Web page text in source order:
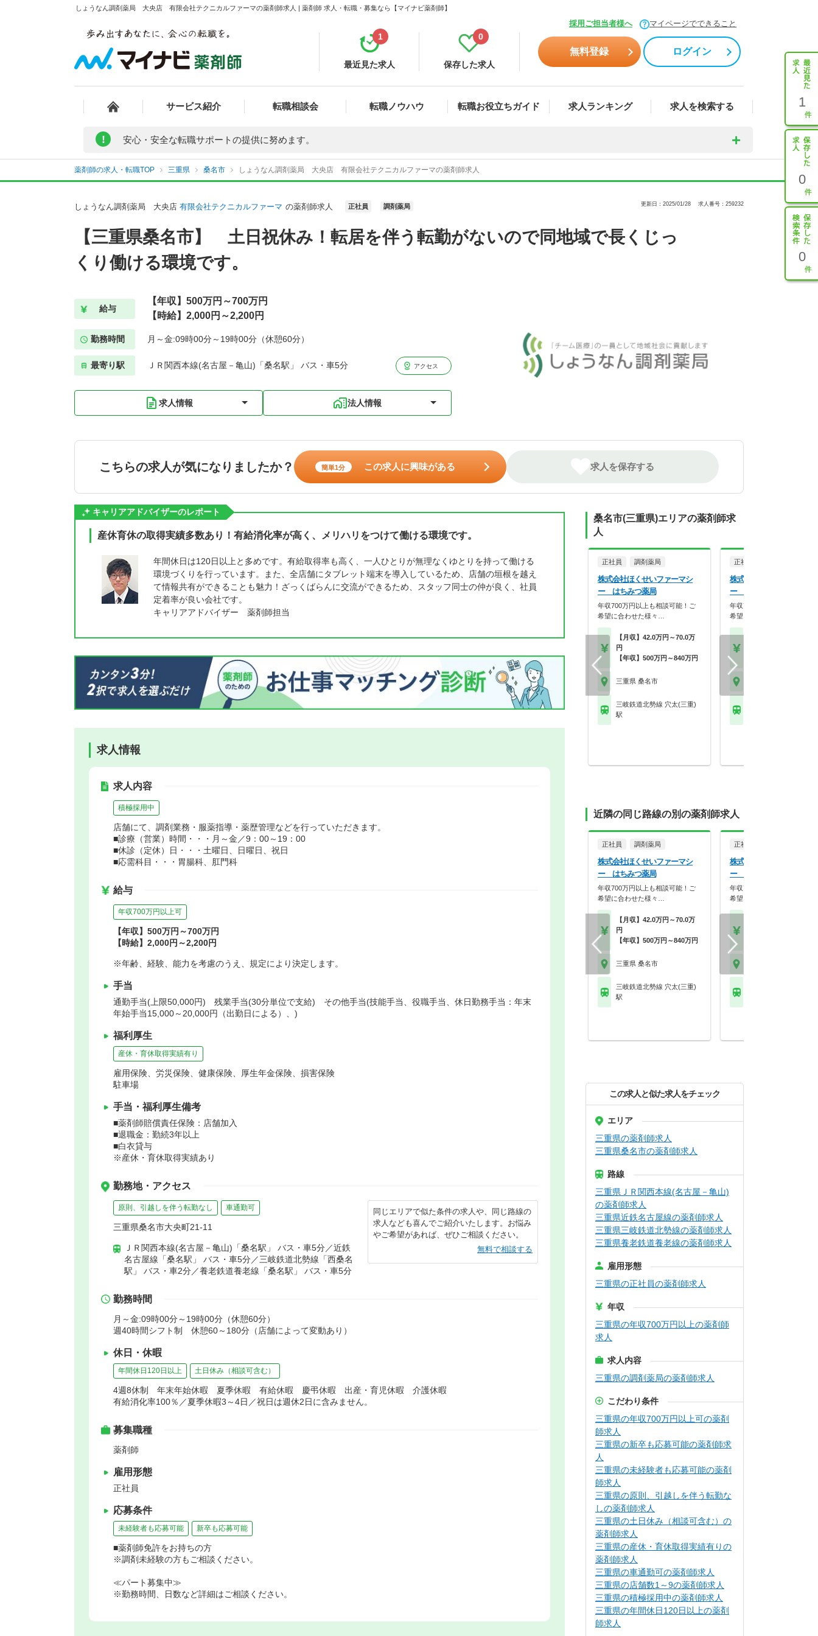
しょうなん調剤薬局 大央店 有限会社テクニカルファーマの薬剤師求人 | 薬剤師 求人・転職・募集なら【マイナビ薬剤師】
採用ご担当者様へ マイページでできること
最近見た求人
1
保存した求人
0
無料登録 ログイン
サービス紹介 転職相談会 転職ノウハウ 転職お役立ちガイド 求人ランキング 求人を検索する 1
0
0
! 安心・安全な転職サポートの提供に努めます。
薬剤師の求人・転職TOP 三重県 桑名市 しょうなん調剤薬局 大央店 有限会社テクニカルファーマの薬剤師求人
しょうなん調剤薬局 大央店 有限会社テクニカルファーマ の薬剤師求人 正社員 調剤薬局 更新日：2025/01/28 求人番号：259232
【三重県桑名市】 土日祝休み！転居を伴う転勤がないので同地域で長くじっ
くり働ける環境です。
給与
【年収】500万円～700万円
【時給】2,000円～2,200円
勤務時間 月～金:09時00分～19時00分（休憩60分）
最寄り駅 ＪＲ関西本線(名古屋－亀山)「桑名駅」 バス・車5分 アクセス
求人情報 法人情報
こちらの求人が気になりましたか？ 簡単1分 この求人に興味がある 求人を保存する
キャリアアドバイザーのレポート
産休育休の取得実績多数あり！有給消化率が高く、メリハリをつけて働ける環境です。
年間休日は120日以上と多めです。有給取得率も高く、一人ひとりが無理なくゆとりを持って働ける
環境づくりを行っています。また、全店舗にタブレット端末を導入しているため、店舗の垣根を越え
て情報共有ができることも魅力！ざっくばらんに交流ができるため、スタッフ同士の仲が良く、社員
定着率が良い会社です。
キャリアアドバイザー 薬剤師担当
求人情報
求人内容
積極採用中
店舗にて、調剤業務・服薬指導・薬歴管理などを行っていただきます。
■診療（営業）時間・・・月～金／9：00～19：00
■休診（定休）日・・・土曜日、日曜日、祝日
■応需科目・・・胃腸科、肛門科
給与
年収700万円以上可
【年収】500万円～700万円
【時給】2,000円～2,200円
※年齢、経験、能力を考慮のうえ、規定により決定します。
手当
通勤手当(上限50,000円) 残業手当(30分単位で支給) その他手当(技能手当、役職手当、休日勤務手当：年末
年始手当15,000～20,000円（出勤日による）、)
福利厚生
産休・育休取得実績有り
雇用保険、労災保険、健康保険、厚生年金保険、損害保険
駐車場
手当・福利厚生備考
■薬剤師賠償責任保険：店舗加入
■退職金：勤続3年以上
■白衣貸与
※産休・育休取得実績あり
勤務地・アクセス
原則、引越しを伴う転勤なし 車通勤可
三重県桑名市大央町21-11
ＪＲ関西本線(名古屋－亀山)「桑名駅」 バス・車5分／近鉄
名古屋線「桑名駅」 バス・車5分／三岐鉄道北勢線「西桑名
駅」 バス・車2分／養老鉄道養老線「桑名駅」 バス・車5分
同じエリアで似た条件の求人や、同じ路線の
求人なども喜んでご紹介いたします。お悩み
やご希望があれば、ぜひご相談ください。
無料で相談する
勤務時間
月～金:09時00分～19時00分（休憩60分）
週40時間シフト制 休憩60～180分（店舗によって変動あり）
休日・休暇
年間休日120日以上 土日休み（相談可含む）
4週8休制 年末年始休暇 夏季休暇 有給休暇 慶弔休暇 出産・育児休暇 介護休暇
有給消化率100％／夏季休暇3～4日／祝日は週休2日に含みません。
募集職種
薬剤師
雇用形態
正社員
応募条件
未経験者も応募可能 新卒も応募可能
■薬剤師免許をお持ちの方
※調剤未経験の方もご相談ください。
≪パート募集中≫
※勤務時間、日数など詳細はご相談ください。
桑名市(三重県)エリアの薬剤師求
人
正社員 調剤薬局
株式会社ほくせいファーマシ
ー はちみつ薬局
年収700万円以上も相談可能！ご
希望に合わせた様々…
【月収】42.0万円～70.0万
円
【年収】500万円～840万円
三重県 桑名市
三岐鉄道北勢線 穴太(三重)
駅
正社員
株式会社ほくせいファー
ー オレンジ薬局
年収700万円以上も相談可能
希望に合わせた様々…
近隣の同じ路線の別の薬剤師求人
正社員 調剤薬局
株式会社ほくせいファーマシ
ー はちみつ薬局
年収700万円以上も相談可能！ご
希望に合わせた様々…
【月収】42.0万円～70.0万
円
【年収】500万円～840万円
三重県 桑名市
三岐鉄道北勢線 穴太(三重)
駅
正社員
株式会社ほくせいファー
ー オレンジ薬局
年収700万円以上も相談可能
希望に合わせた様々…
この求人と似た求人をチェック
エリア
三重県の薬剤師求人
三重県桑名市の薬剤師求人
路線
三重県ＪＲ関西本線(名古屋－亀山)
の薬剤師求人
三重県近鉄名古屋線の薬剤師求人
三重県三岐鉄道北勢線の薬剤師求人
三重県養老鉄道養老線の薬剤師求人
雇用形態
三重県の正社員の薬剤師求人
年収
三重県の年収700万円以上の薬剤師
求人
求人内容
三重県の調剤薬局の薬剤師求人
こだわり条件
三重県の年収700万円以上可の薬剤
師求人
三重県の新卒も応募可能の薬剤師求
人
三重県の未経験者も応募可能の薬剤
師求人
三重県の原則、引越しを伴う転勤な
しの薬剤師求人
三重県の土日休み（相談可含む）の
薬剤師求人
三重県の産休・育休取得実績有りの
薬剤師求人
三重県の車通勤可の薬剤師求人
三重県の店舗数1～9の薬剤師求人
三重県の積極採用中の薬剤師求人
三重県の年間休日120日以上の薬剤
師求人